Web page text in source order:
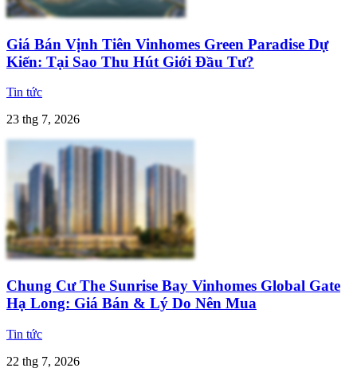
Giá Bán Vịnh Tiên Vinhomes Green Paradise Dự
Kiến: Tại Sao Thu Hút Giới Đầu Tư?
Tin tức
23 thg 7, 2026
Chung Cư The Sunrise Bay Vinhomes Global Gate
Hạ Long: Giá Bán & Lý Do Nên Mua
Tin tức
22 thg 7, 2026